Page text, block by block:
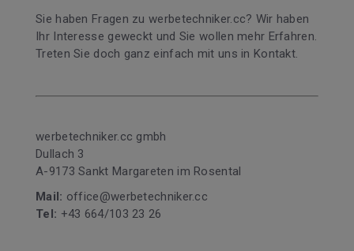
Sie haben Fragen zu werbetechniker.cc? Wir haben
Ihr Interesse geweckt und Sie wollen mehr Erfahren.
Treten Sie doch ganz einfach mit uns in Kontakt.
werbetechniker.cc gmbh
Dullach 3
A-9173 Sankt Margareten im Rosental
Mail: office@werbetechniker.cc
Tel: +43 664/103 23 26